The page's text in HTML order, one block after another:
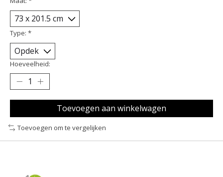
Type: *
Hoeveelheid:
Toevoegen aan winkelwagen
Toevoegen om te vergelijken